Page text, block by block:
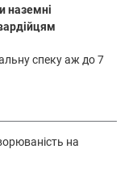
наземні
спеку аж до 7
на